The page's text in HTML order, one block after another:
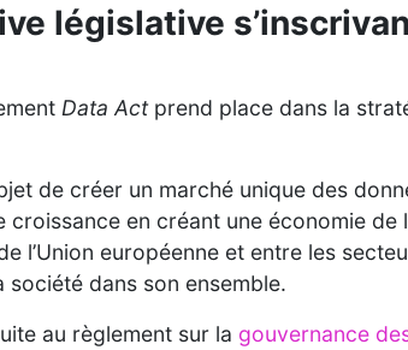
législative
Data Actprend place dans la
de créer un marché unique des
croissance en créant une économie de
l’Union européenne et entre les
société dans son ensemble.
au règlement sur la gouvernance